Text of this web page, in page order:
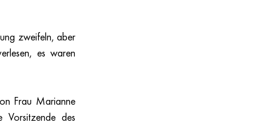
zweifeln, aber
es waren
Frau Marianne
des